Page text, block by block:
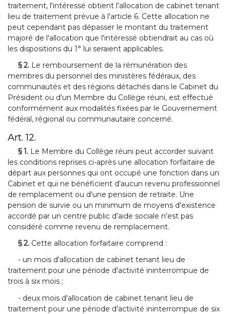
traitement, l'intéressé obtient l'allocation de cabinet tenant
lieu de traitement prévue à l'article 6. Cette allocation ne
peut cependant pas dépasser le montant du traitement
majoré de l'allocation que l'intéressé obtiendrait au cas où
les dispositions du 1° lui seraient applicables.
§ 2. Le remboursement de la rémunération des
membres du personnel des ministères fédéraux, des
communautés et des régions détachés dans le Cabinet du
Président ou d'un Membre du Collège réuni, est effectué
conformément aux modalités fixées par le Gouvernement
fédéral, régional ou communautaire concerné.
Art. 12.
§ 1. Le Membre du Collège réuni peut accorder suivant
les conditions reprises ci-après une allocation forfaitaire de
départ aux personnes qui ont occupé une fonction dans un
Cabinet et qui ne bénéficient d'aucun revenu professionnel
de remplacement ou d'une pension de retraite. Une
pension de survie ou un minimum de moyens d'existence
accordé par un centre public d'aide sociale n'est pas
considéré comme revenu de remplacement.
§ 2. Cette allocation forfaitaire comprend :
- un mois d'allocation de cabinet tenant lieu de
traitement pour une période d'activité ininterrompue de
trois à six mois ;
- deux mois d'allocation de cabinet tenant lieu de
traitement pour une période d'activité ininterrompue de six